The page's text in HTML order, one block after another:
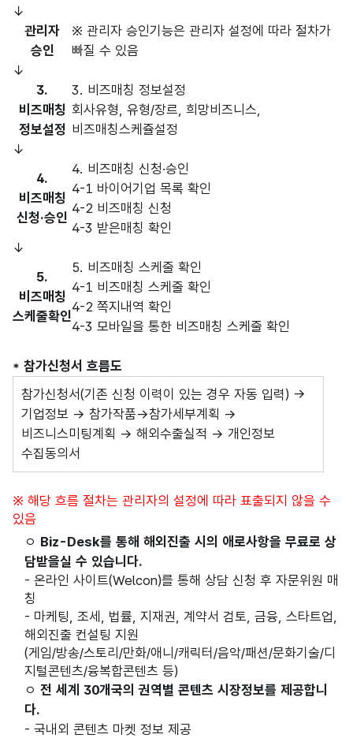
↓
관리자
승인
※ 관리자 승인기능은 관리자 설정에 따라 절차가
빠질 수 있음
↓
3.
비즈매칭
정보설정
3. 비즈매칭 정보설정
회사유형, 유형/장르, 희망비즈니스,
비즈매칭스케쥴설정
↓
4.
비즈매칭
신청·승인
4. 비즈매칭 신청·승인
4-1 바이어기업 목록 확인
4-2 비즈매칭 신청
4-3 받은매칭 확인
↓
5.
비즈매칭
스케줄확인
5. 비즈매칭 스케줄 확인
4-1 비즈매칭 스케줄 확인
4-2 쪽지내역 확인
4-3 모바일을 통한 비즈매칭 스케줄 확인
* 참가신청서 흐름도
참가신청서(기존 신청 이력이 있는 경우 자동 입력) →
기업정보 → 참가작품→참가세부계획 →
비즈니스미팅계획 → 해외수출실적 → 개인정보
수집동의서
※ 해당 흐름 절차는 관리자의 설정에 따라 표출되지 않을 수
있음
ㅇ Biz-Desk를 통해 해외진출 시의 애로사항을 무료로 상
담받을실 수 있습니다.
- 온라인 사이트(Welcon)를 통해 상담 신청 후 자문위원 매
칭
- 마케팅, 조세, 법률, 지재권, 계약서 검토, 금융, 스타트업,
해외진출 컨설팅 지원
(게임/방송/스토리/만화/애니/캐릭터/음악/패션/문화기술/디
지털콘텐츠/융복합콘텐츠 등)
ㅇ 전 세계 30개국의 권역별 콘텐츠 시장정보를 제공합니
다.
- 국내외 콘텐츠 마켓 정보 제공